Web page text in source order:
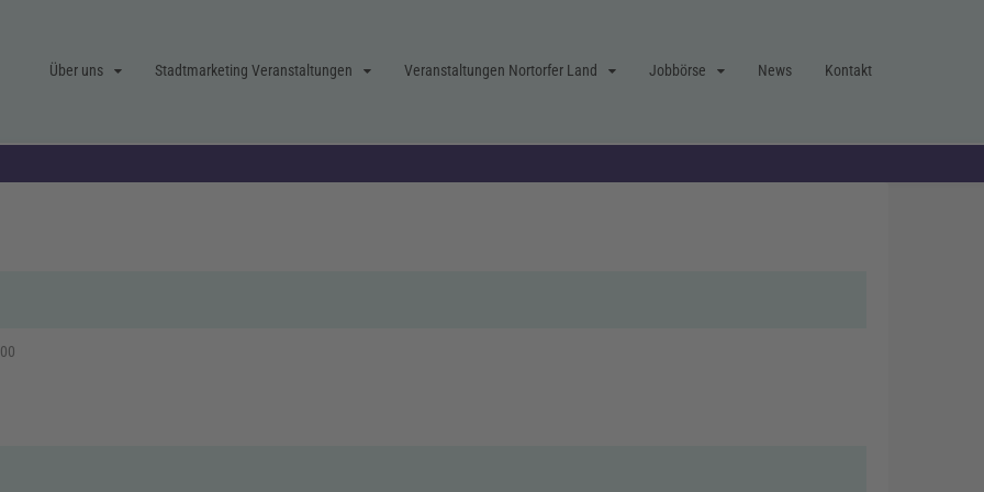
Über uns Stadtmarketing Veranstaltungen Veranstaltungen Nortorfer Land Jobbörse News Kontakt